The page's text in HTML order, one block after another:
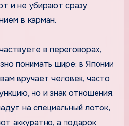
и не убирают сразу
в карман.
в переговорах,
понимать шире: в Японии
вручает человек, часто
но и знак отношения.
на специальный лоток,
аккуратно, а подарок